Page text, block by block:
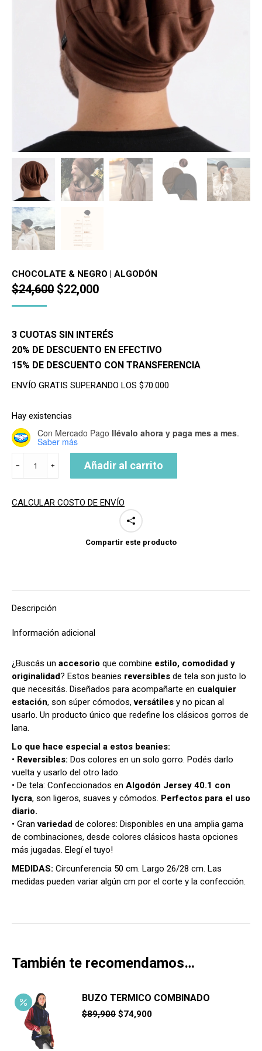
CHOCOLATE & NEGRO | ALGODÓN
$24,600 El
era:
$24,600.
$22,000El
es:
$22,000.
3 CUOTAS SIN INTERÉS
20% DE DESCUENTO EN EFECTIVO
15% DE DESCUENTO CON TRANSFERENCIA
ENVÍO GRATIS SUPERANDO LOS $70.000
Hay existencias
Con Mercado Pago llévalo ahora y paga mes a mes.
Saber más
BEANIE
cantidad
﹣ ﹢ Añadir al carrito
CALCULAR COSTO DE ENVÍO
Compartir este producto
Descripción
Información adicional
¿Buscás un accesorio que combine estilo, comodidad y
originalidad? Estos beanies reversibles de tela son justo lo
que necesitás. Diseñados para acompañarte en cualquier
estación, son súper cómodos,versátiles y no pican al
usarlo. Un producto único que redefine los clásicos gorros de
lana.
Lo que hace especial a estos beanies:
• Reversibles: Dos colores en un solo gorro. Podés darlo
vuelta y usarlo del otro lado.
• De tela: Confeccionados en Algodón Jersey 40.1 con
lycra, son ligeros, suaves y cómodos. Perfectos para el uso
diario.
• Granvariedad de colores: Disponibles en una amplia gama
de combinaciones, desde colores clásicos hasta opciones
más jugadas. Elegí el tuyo!
MEDIDAS: Circunferencia 50 cm. Largo 26/28 cm. Las
medidas pueden variar algún cm por el corte y la confección.
También te recomendamos…
BUZO TERMICO COMBINADO
$89,900 El
$74,900El